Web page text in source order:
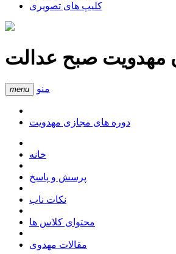
کلیپ های تصویری
مهدویت صبح عدالت
menu منو
دوره های مجازی مهدویت
خانه
پرسش و پاسخ
نکات ناب
محتوای کلاس ها
مقالات مهدوی